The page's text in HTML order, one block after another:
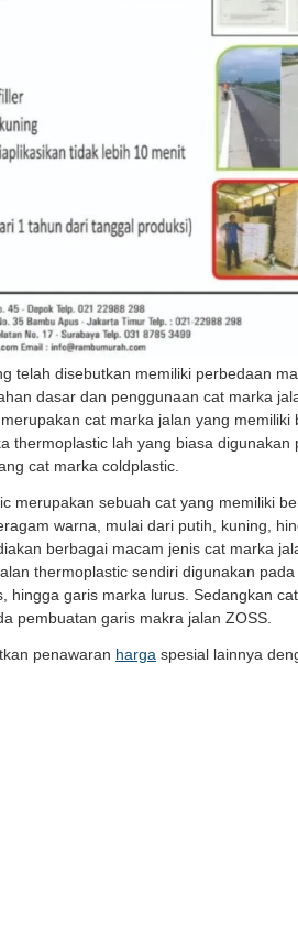
telah disebutkan memiliki perbedaan
dasar dan penggunaan cat marka
cat marka jalan yang memiliki
thermoplastic lah yang biasa digunakan
cat marka coldplastic.
merupakan sebuah cat yang memiliki
warna, mulai dari putih, kuning,
berbagai macam jenis cat marka
thermoplastic sendiri digunakan
hingga garis marka lurus. Sedangkan
pembuatan garis makra jalan ZOSS.
penawaran harga spesial lainnya